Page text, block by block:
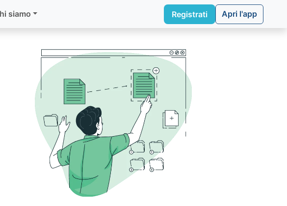
siamo Registrati Apri l'app